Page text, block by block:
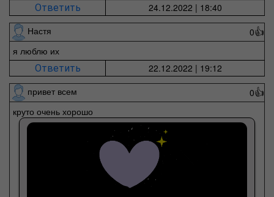
Ответить
24.12.2022 | 18:40
Настя
0👍
я люблю их
Ответить
22.12.2022 | 19:12
привет всем
0👍
круто очень хорошо